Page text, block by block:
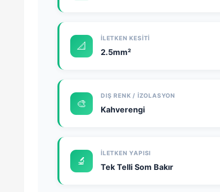
📐
İLETKEN KESITI
2.5mm²
🎨
DIŞ RENK / İZOLASYON
Kahverengi
🔬
İLETKEN YAPISI
Tek Telli Som Bakır